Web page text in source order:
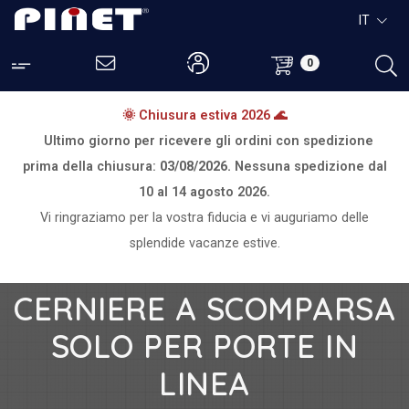
0
IT
🌞 Chiusura estiva 2026 🌊
Ultimo giorno per ricevere gli ordini con spedizione
prima della chiusura: 03/08/2026. Nessuna spedizione dal
10 al 14 agosto 2026.
Vi ringraziamo per la vostra fiducia e vi auguriamo delle
splendide vacanze estive.
CERNIERE A SCOMPARSA
SOLO PER PORTE IN
LINEA